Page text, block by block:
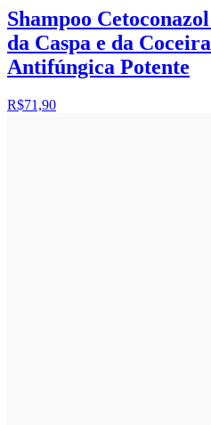
Shampoo
da Caspa e da
Antifúngica Potente
R$71,90